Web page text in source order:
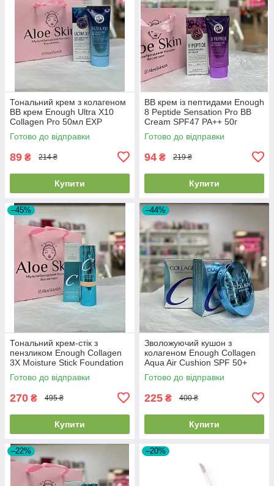
Тональний крем з колагеном
BB крем Enough Ultra X10
Collagen Pro 50мл EXP
2026/07/24
Готово до відправки
89 ₴ 214 ₴
Купити
BB крем із пептидами Enough
8 Peptide Sensation Pro BB
Cream SPF47 PA++ 50г
EXP2026/07/24
Готово до відправки
94 ₴ 219 ₴
Купити
–45%
Тональний крем-стік з
пензликом Enough Collagen
3X Moisture Stick Foundation
SPF50 + PA++++ #13 Light
Beige 14г
Готово до відправки
270 ₴ 495 ₴
Купити
–44%
Зволожуючий кушон з
колагеном Enough Collagen
Aqua Air Cushion SPF 50+
PA+++ 15г #13 Light Beige
Готово до відправки
225 ₴ 400 ₴
Купити
–22% –20%